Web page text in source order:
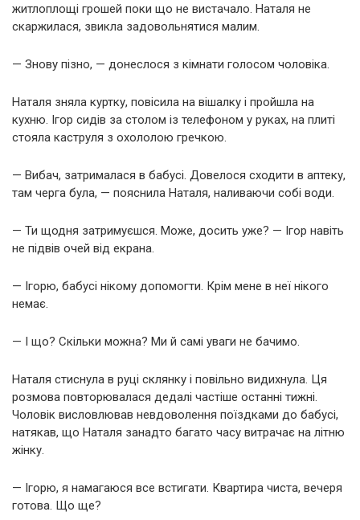
житлоплощі грошей поки що не вистачало. Наталя не
скаржилася, звикла задовольнятися малим.
— Знову пізно, — донеслося з кімнати голосом чоловіка.
Наталя зняла куртку, повісила на вішалку і пройшла на
кухню. Ігор сидів за столом із телефоном у руках, на плиті
стояла каструля з охололою гречкою.
— Вибач, затрималася в бабусі. Довелося сходити в аптеку,
там черга була, — пояснила Наталя, наливаючи собі води.
— Ти щодня затримуєшся. Може, досить уже? — Ігор навіть
не підвів очей від екрана.
— Ігорю, бабусі нікому допомогти. Крім мене в неї нікого
немає.
— І що? Скільки можна? Ми й самі уваги не бачимо.
Наталя стиснула в руці склянку і повільно видихнула. Ця
розмова повторювалася дедалі частіше останні тижні.
Чоловік висловлював невдоволення поїздками до бабусі,
натякав, що Наталя занадто багато часу витрачає на літню
жінку.
— Ігорю, я намагаюся все встигати. Квартира чиста, вечеря
готова. Що ще?